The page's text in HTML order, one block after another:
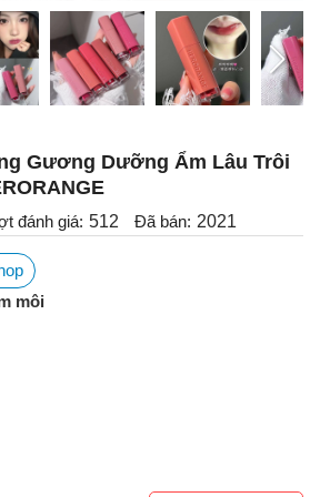
Gương Dưỡng Ẩm Lâu Trôi
đánh giá: 512 Đã bán: 2021
môi